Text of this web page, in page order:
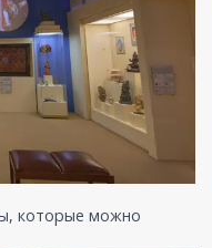
которые можно